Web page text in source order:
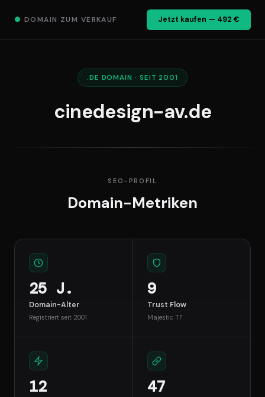
● DOMAIN ZUM VERKAUF Jetzt kaufen — 492 €
.DE DOMAIN · SEIT 2001
cinedesign-av.de
SEO-PROFIL
Domain-Metriken
25 J.
Domain-Alter
Registriert seit 2001
9
Trust Flow
Majestic TF
12 47